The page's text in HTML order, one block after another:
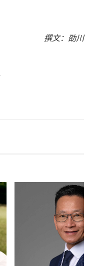
撰文： 劭川